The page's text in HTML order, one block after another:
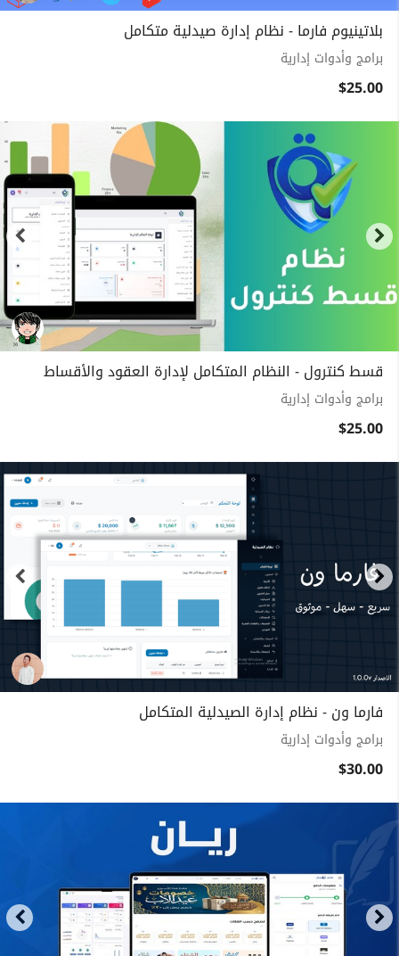
بلاتينيوم فارما - نظام إدارة صيدلية متكامل
برامج وأدوات إدارية
$25.00
قسط كنترول - النظام المتكامل لإدارة العقود والأقساط
برامج وأدوات إدارية
$25.00
فارما ون - نظام إدارة الصيدلية المتكامل
برامج وأدوات إدارية
$30.00